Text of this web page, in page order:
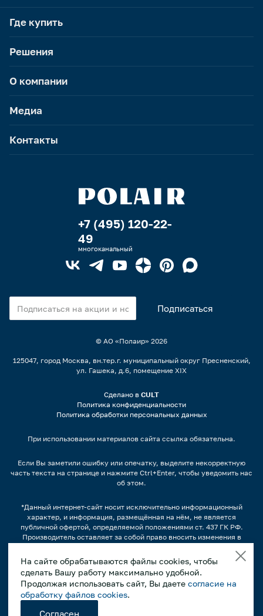
Где купить
Решения
О компании
Медиа
Контакты
+7 (495) 120-22-
49
многоканальный
© АО «Полаир» 2026
125047, город Москва, вн.тер.г. муниципальный округ Пресненский,
ул. Гашека, д.6, помещение XIX
Сделано в CULT
Политика конфиденциальности
Политика обработки персональных данных
При использовании материалов сайта ссылка обязательна.
Если Вы заметили ошибку или опечатку, выделите некорректную
часть текста на странице и нажмите Ctrl+Enter, чтобы уведомить нас
об этом.
*Данный интернет-сайт носит исключительно информационный
характер, и информация, размещённая на нём, не является
публичной офертой, определяемой положениями ст. 437 ГК РФ.
Производитель оставляет за собой право вносить изменения в
предварительного уведомления.
Изображения продукции, а также, варианты наполнения
продуктами/напитками и другим содержимым может отличаться от
фактического вида. Интерьерные иллюстрации и примеры
использования оборудования являются вариантами эксплуатации.
Просим внимательно знакомиться с техническими
На сайте обрабатываются файлы cookies, чтобы
сделать Вашу работу максимально удобной.
Продолжая использовать сайт, Вы даете согласие на
обработку файлов cookies.
Согласен